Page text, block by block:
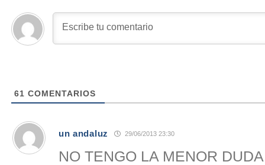
61 COMENTARIOS
un andaluz 29/06/2013 23:30
NO TENGO LA MENOR